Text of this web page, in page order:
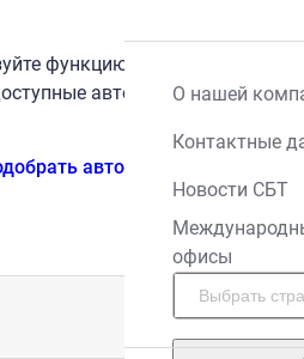
О нашей
Контактные
Новости СБТ
офисы
функцию поиска, чтобы
автомобили.
автомобиль